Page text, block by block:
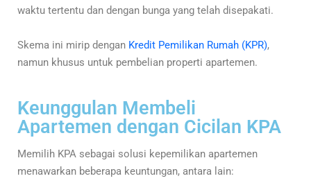
waktu tertentu dan dengan bunga yang telah disepakati.
Skema ini mirip dengan Kredit Pemilikan Rumah (KPR),
namun khusus untuk pembelian properti apartemen.
Keunggulan Membeli
Apartemen dengan Cicilan KPA
Memilih KPA sebagai solusi kepemilikan apartemen
menawarkan beberapa keuntungan, antara lain: